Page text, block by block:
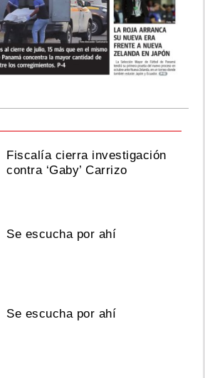
Fiscalía cierra investigación
contra ‘Gaby’ Carrizo
Se escucha por ahí
Se escucha por ahí